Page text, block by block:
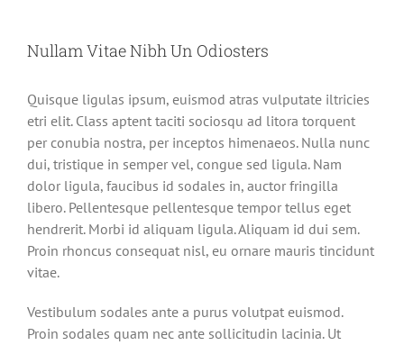
Nullam Vitae Nibh Un Odiosters
Quisque ligulas ipsum, euismod atras vulputate iltricies
etri elit. Class aptent taciti sociosqu ad litora torquent
per conubia nostra, per inceptos himenaeos. Nulla nunc
dui, tristique in semper vel, congue sed ligula. Nam
dolor ligula, faucibus id sodales in, auctor fringilla
libero. Pellentesque pellentesque tempor tellus eget
hendrerit. Morbi id aliquam ligula. Aliquam id dui sem.
Proin rhoncus consequat nisl, eu ornare mauris tincidunt
vitae.
Vestibulum sodales ante a purus volutpat euismod.
Proin sodales quam nec ante sollicitudin lacinia. Ut